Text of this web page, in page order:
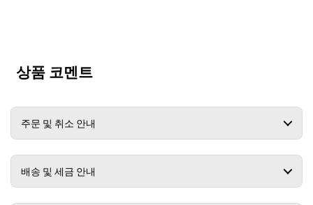
상품 코멘트
주문 및 취소 안내
배송 및 세금 안내